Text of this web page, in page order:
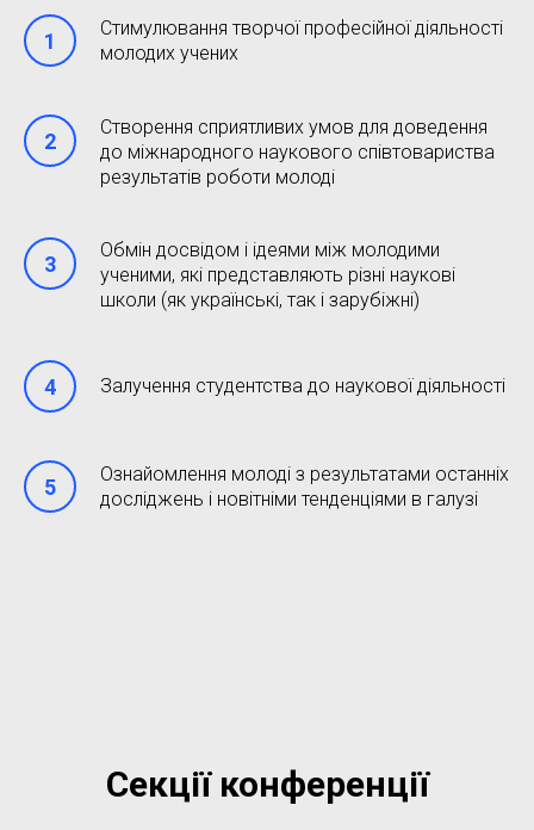
Стимулювання творчої професійної діяльності
молодих учених
Створення сприятливих умов для доведення
до міжнародного наукового співтовариства
результатів роботи молоді
Обмін досвідом і ідеями між молодими
ученими, які представляють різні наукові
школи (як українські, так і зарубіжні)
Залучення студентства до наукової діяльності
Ознайомлення молоді з результатами останніх
досліджень і новітніми тенденціями в галузі
Секції конференції